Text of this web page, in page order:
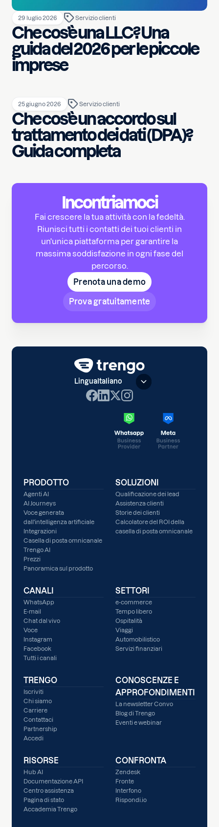
29 luglio 2026 Servizio clienti
Che cos’è una LLC? Una
guida del 2026 per le piccole
imprese
25 giugno 2026 Servizio clienti
Che cos’è un accordo sul
trattamento dei dati (DPA)?
Guida completa
Incontriamoci
Fai crescere la tua attività con la fedeltà.
Riunisci tutti i contatti dei tuoi clienti in
un'unica piattaforma per garantire la
massima soddisfazione in ogni fase del
percorso.
Prenota una demo
Prova gratuitamente
Lingua Italiano
PRODOTTO
Agenti AI
AI Journeys
Voce generata
dall'intelligenza artificiale
Integrazioni
Casella di posta omnicanale
Trengo AI
Prezzi
Panoramica sul prodotto
SOLUZIONI
Qualificazione dei lead
Assistenza clienti
Storie dei clienti
Calcolatore del ROI della
casella di posta omnicanale
CANALI
WhatsApp
E-mail
Chat dal vivo
Voce
Instagram
Facebook
Tutti i canali
SETTORI
e-commerce
Tempo libero
Ospitalità
Viaggi
Automobilistico
Servizi finanziari
TRENGO
Iscriviti
Chi siamo
Carriere
Contattaci
Partnership
Accedi
CONOSCENZE E
APPROFONDIMENTI
La newsletter Convo
Blog di Trengo
Eventi e webinar
RISORSE
Hub AI
Documentazione API
Centro assistenza
Pagina di stato
Accademia Trengo
CONFRONTA
Zendesk
Fronte
Interfono
Rispondi.io